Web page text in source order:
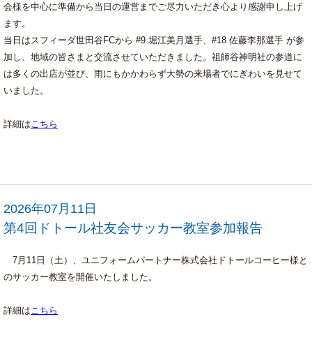
会様を中心に準備から当日の運営までご尽力いただき心より感謝申し上げ
ます。
当日はスフィーダ世田谷FCから #9 堀江美月選手、#18 佐藤李那選手 が参
加し、地域の皆さまと交流させていただきました。祖師谷神明社の参道に
は多くの出店が並び、雨にもかかわらず大勢の来場者でにぎわいを見せて
いました。
詳細は こちら
2026年07月11日
第4回ドトール社友会サッカー教室参加報告
7月11日（土）、ユニフォームパートナー株式会社ドトールコーヒー様と
のサッカー教室を開催いたしました。
詳細は こちら